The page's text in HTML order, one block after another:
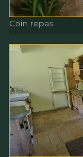
Coin repas